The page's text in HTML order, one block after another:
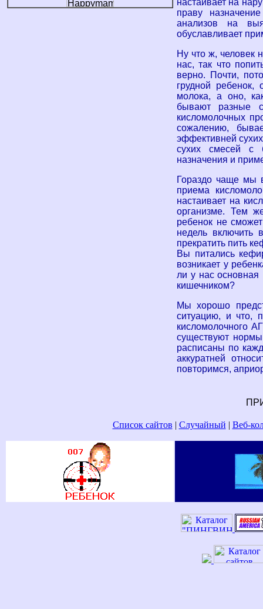
настаивает на
праву
анализов на
обуславливает
Ну что ж, человек
нас, так что
верно. Почти,
грудной ребенок,
молока, а оно,
бывают разные
кисломолочных
сожалению,
эффективней
сухих смесей с
назначения и
Гораздо чаще мы
приема
настаивает на
организме. Тем
ребенок не
недель включить
прекратить пить
Вы питались
возникает у
ли у нас основная
кишечником?
Мы хорошо
ситуацию, и что,
кисломолочного
существуют
расписаны по
аккуратней
повторимся,
Список сайтов | Случайный | Веб-